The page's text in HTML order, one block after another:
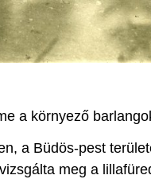
a környező
a Büdös-pest
meg a